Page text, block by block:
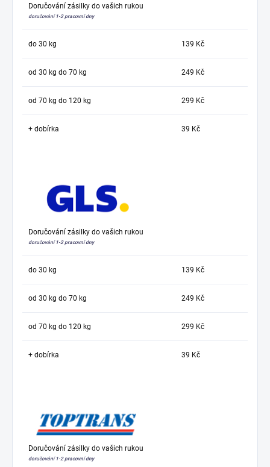
Doručování zásilky do vašich rukou
doručování 1-2 pracovní dny
do 30 kg 139 Kč
od 30 kg do 70 kg 249 Kč
od 70 kg do 120 kg 299 Kč
+ dobírka 39 Kč
Doručování zásilky do vašich rukou
doručování 1-2 pracovní dny
do 30 kg 139 Kč
od 30 kg do 70 kg 249 Kč
od 70 kg do 120 kg 299 Kč
+ dobírka 39 Kč
Doručování zásilky do vašich rukou
doručování 1-2 pracovní dny